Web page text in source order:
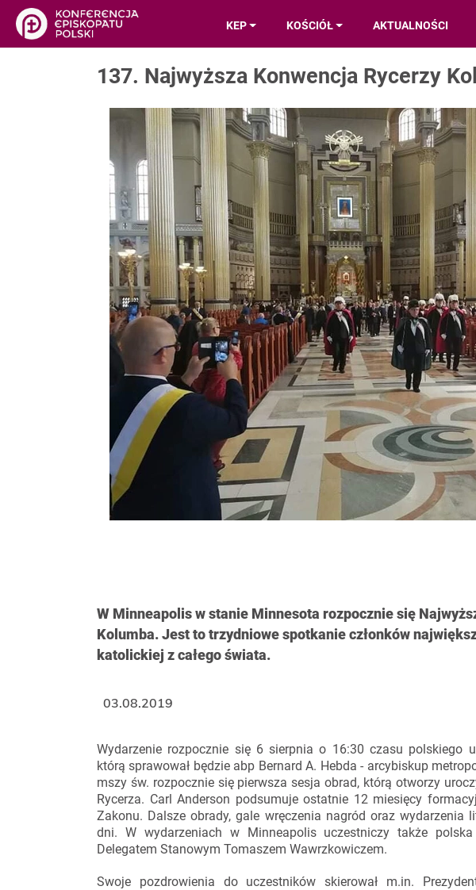
KEP KOŚCIÓŁ AKTUALNOŚCI
137. Najwyższa Konwencja Rycerzy
W Minneapolis w stanie Minnesota rozpocznie się
Kolumba. Jest to trzydniowe spotkanie członków
katolickiej z całego świata.
Wydarzenie rozpocznie się 6 sierpnia o 16:30 czasu polskiego
którą sprawował będzie abp Bernard A. Hebda - arcybiskup
mszy św. rozpocznie się pierwsza sesja obrad, którą otworzy
Rycerza. Carl Anderson podsumuje ostatnie 12 miesięcy
Zakonu. Dalsze obrady, gale wręczenia nagród oraz wydarzenia
dni. W wydarzeniach w Minneapolis uczestniczy także
Delegatem Stanowym Tomaszem Wawrzkowiczem.
Swoje pozdrowienia do uczestników skierował m.in.
03.08.2019